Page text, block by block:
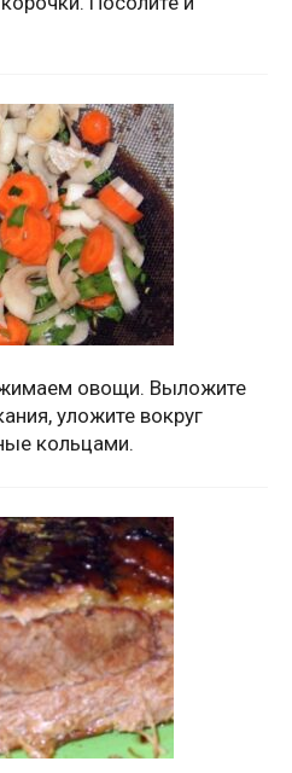
овощи. Выложите
уложите вокруг
кольцами.